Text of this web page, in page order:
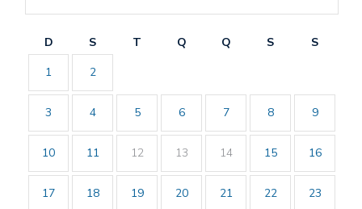
D S T Q Q S
S
1
2
3 4 5 6 7 8 9
10 11 12 13 14 15 16
17 18 19 20 21 22 23